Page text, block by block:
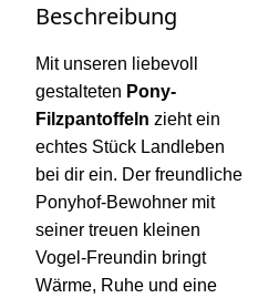
Beschreibung
Mit unseren liebevoll
gestalteten Pony-
Filzpantoffeln zieht ein
echtes Stück Landleben
bei dir ein. Der freundliche
Ponyhof-Bewohner mit
seiner treuen kleinen
Vogel-Freundin bringt
Wärme, Ruhe und eine